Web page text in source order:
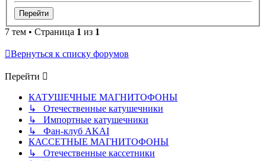
7 тем • Страница 1 из 1
Вернуться к списку форумов
Перейти
КАТУШЕЧНЫЕ МАГНИТОФОНЫ
↳ Отечественные катушечники
↳ Импортные катушечники
↳ Фан-клуб AKAI
КАССЕТНЫЕ МАГНИТОФОНЫ
↳ Отечественные кассетники